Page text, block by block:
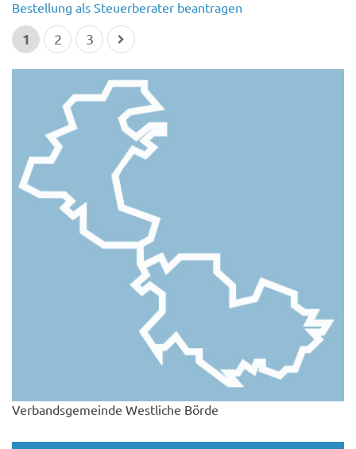
Bestellung als Steuerberater beantragen
1 2 3
Verbandsgemeinde Westliche Börde